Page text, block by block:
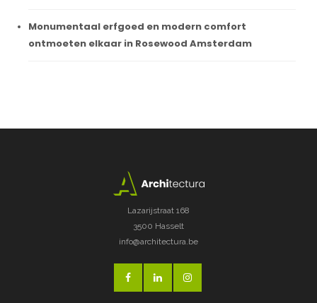
Monumentaal erfgoed en modern comfort
ontmoeten elkaar in Rosewood Amsterdam
Lazarijstraat 168
3500 Hasselt
info@architectura.be